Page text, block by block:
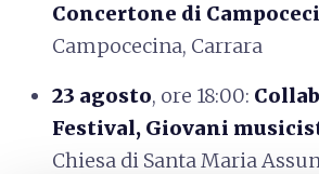
Concertone di
Campocecina, Carrara
23 agosto, ore 18:00:
Festival, Giovani
Chiesa di Santa Maria